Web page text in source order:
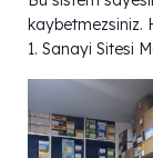
kaybetmezsiniz.
1. Sanayi Sitesi